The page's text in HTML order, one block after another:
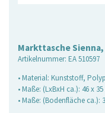
Markttasche
Artikelnummer: EA 510597
• Material: Kunststoff,
• Maße: (LxBxH ca.): 46 x
• Maße: (Bodenfläche ca.):